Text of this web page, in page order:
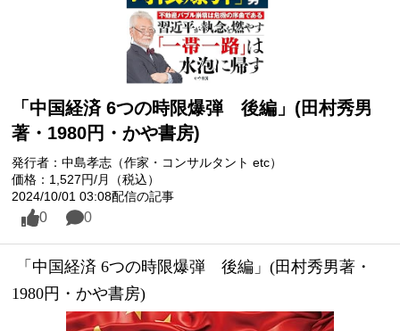
「中国経済 6つの時限爆弾 後編」(田村秀男
著・1980円・かや書房)
発行者：中島孝志（作家・コンサルタント etc）
価格：1,527円/月（税込）
2024/10/01 03:08配信の記事
0 0
「中国経済 6つの時限爆弾　後編」(田村秀男著・
1980円・かや書房)